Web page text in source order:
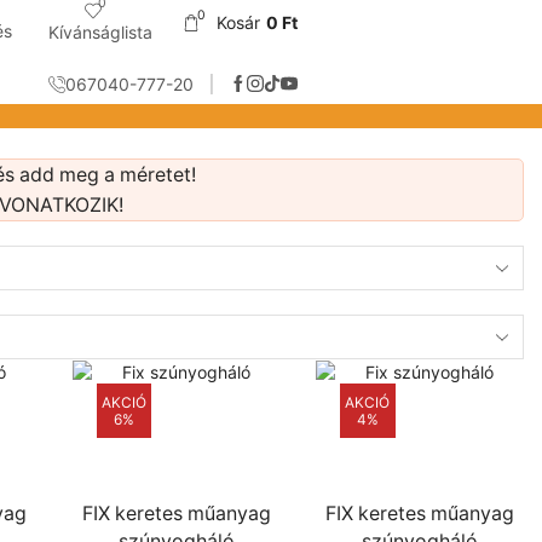
Kívánságlista
0 Kosár 0 Ft
067040-777-20
add meg a méretet!
AKCIÓ
6%
FIX keretes műanyag
AKCIÓ
4%
FIX keretes műanyag